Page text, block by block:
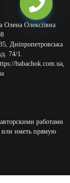
Олексіївна
Дніпропетровська
74/1.
babachok.com.ua,
работами
или иметь прямую